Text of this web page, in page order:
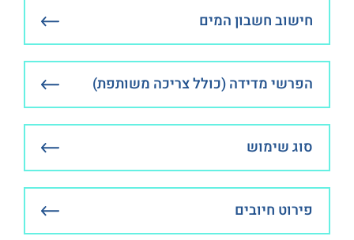
חישוב חשבון המים
הפרשי מדידה (כולל צריכה משותפת)
סוג שימוש
פירוט חיובים